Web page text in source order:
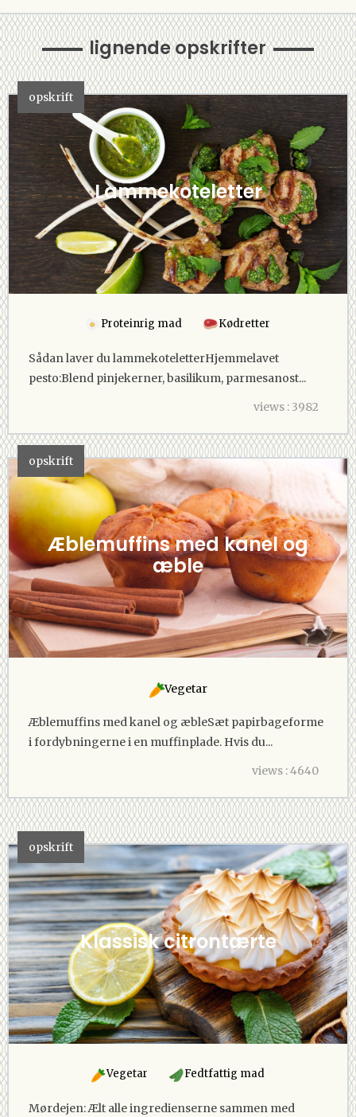
lignende opskrifter
opskrift
Lammekoteletter
Proteinrig mad Kødretter
Sådan laver du lammekoteletterHjemmelavet
pesto:Blend pinjekerner, basilikum, parmesanost...
views : 3982
opskrift
Æblemuffins med kanel og
æble
Vegetar
Æblemuffins med kanel og æbleSæt papirbageforme
i fordybningerne i en muffinplade. Hvis du...
views : 4640
opskrift
Klassisk citrontærte
Vegetar Fedtfattig mad
Mørdejen: Ælt alle ingredienserne sammen med